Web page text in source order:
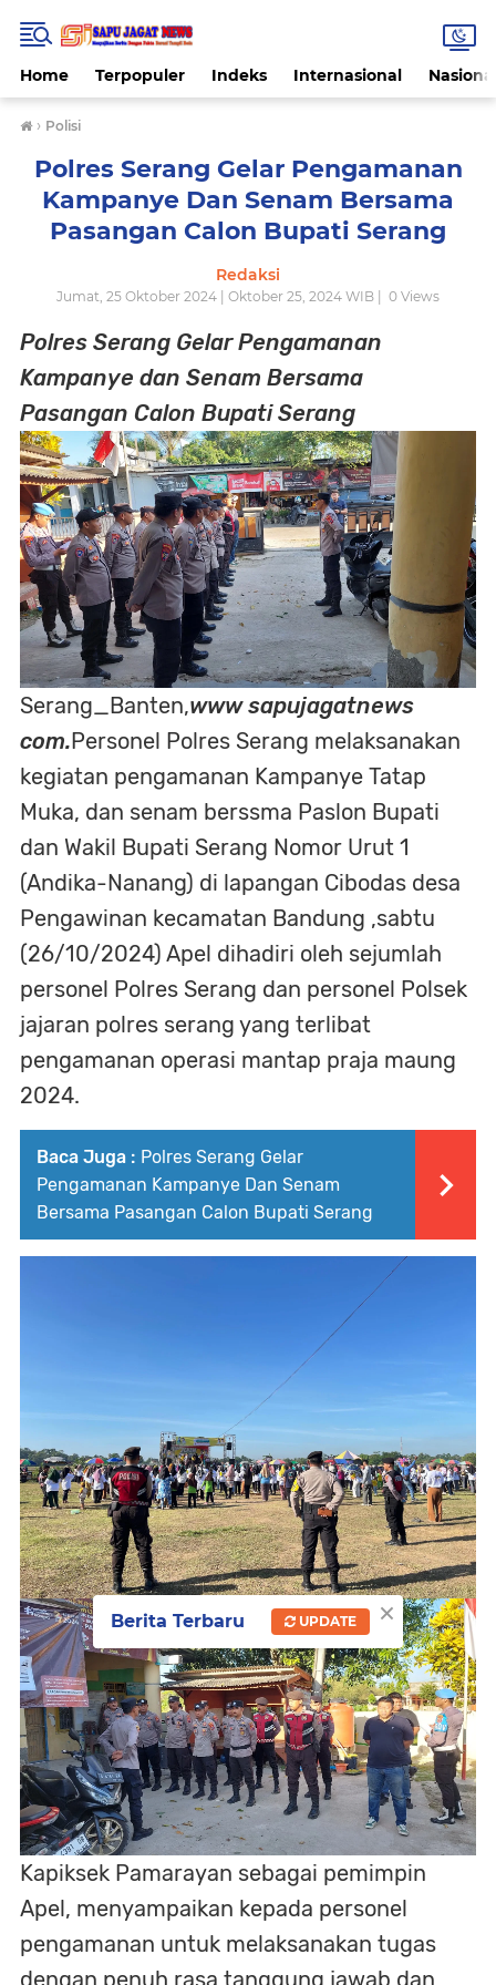
Home Terpopuler Indeks Internasional
› Polisi
Polres Serang Gelar Pengamanan
Kampanye Dan Senam Bersama
Pasangan Calon Bupati Serang
Redaksi
Jumat, 25 Oktober 2024 | Oktober 25, 2024 WIB | 0 Views
Polres Serang Gelar Pengamanan
Kampanye dan Senam Bersama
Pasangan Calon Bupati Serang
Serang_Banten,www sapujagatnews
com.Personel Polres Serang melaksanakan
kegiatan pengamanan Kampanye Tatap
Muka, dan senam berssma Paslon Bupati
dan Wakil Bupati Serang Nomor Urut 1
(Andika-Nanang) di lapangan Cibodas desa
Pengawinan kecamatan Bandung ,sabtu
(26/10/2024) Apel dihadiri oleh sejumlah
personel Polres Serang dan personel Polsek
jajaran polres serang yang terlibat
pengamanan operasi mantap praja maung
2024.
Baca Juga : Polres Serang Gelar
Pengamanan Kampanye Dan Senam
Bersama Pasangan Calon Bupati Serang
Kapiksek Pamarayan sebagai pemimpin
Apel, menyampaikan kepada personel
pengamanan untuk melaksanakan tugas
dengan penuh rasa tanggung jawab dan
×
Berita Terbaru UPDATE